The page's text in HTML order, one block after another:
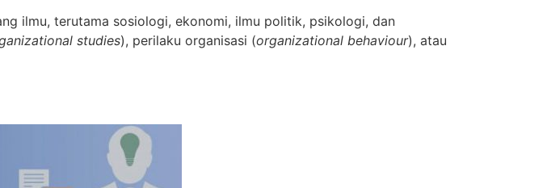
ilmu, terutama sosiologi, ekonomi, ilmu politik, psikologi, dan
studies), perilaku organisasi (organizational behaviour), atau